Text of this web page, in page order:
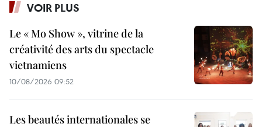
VOIR PLUS
Le « Mo Show », vitrine de la
créativité des arts du spectacle
vietnamiens
10/08/2026 09:52
Les beautés internationales se